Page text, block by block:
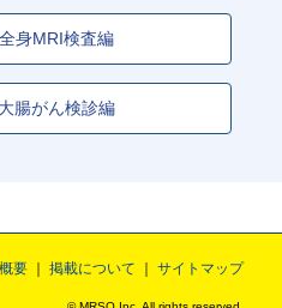
全身MRI検査編
大腸がん検診編
要 掲載について サイトマップ